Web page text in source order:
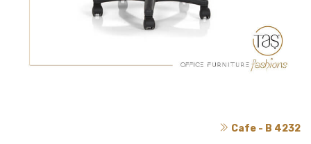
Cafe - B 4232